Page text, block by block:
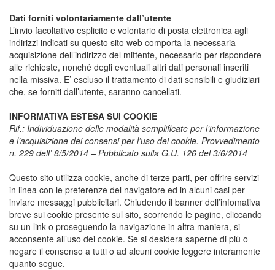
Dati forniti volontariamente dall’utente
L’invio facoltativo esplicito e volontario di posta elettronica agli
indirizzi indicati su questo sito web comporta la necessaria
acquisizione dell’indirizzo del mittente, necessario per rispondere
alle richieste, nonché degli eventuali altri dati personali inseriti
nella missiva. E’ escluso il trattamento di dati sensibili e giudiziari
che, se forniti dall’utente, saranno cancellati.
INFORMATIVA ESTESA SUI COOKIE
Rif.: Individuazione delle modalità semplificate per l’informazione
e l’acquisizione dei consensi per l’uso dei cookie. Provvedimento
n. 229 dell’ 8/5/2014 – Pubblicato sulla G.U. 126 del 3/6/2014
Questo sito utilizza cookie, anche di terze parti, per offrire servizi
in linea con le preferenze del navigatore ed in alcuni casi per
inviare messaggi pubblicitari. Chiudendo il banner dell’infomativa
breve sui cookie presente sul sito, scorrendo le pagine, cliccando
su un link o proseguendo la navigazione in altra maniera, si
acconsente all’uso dei cookie. Se si desidera saperne di più o
negare il consenso a tutti o ad alcuni cookie leggere interamente
quanto segue.